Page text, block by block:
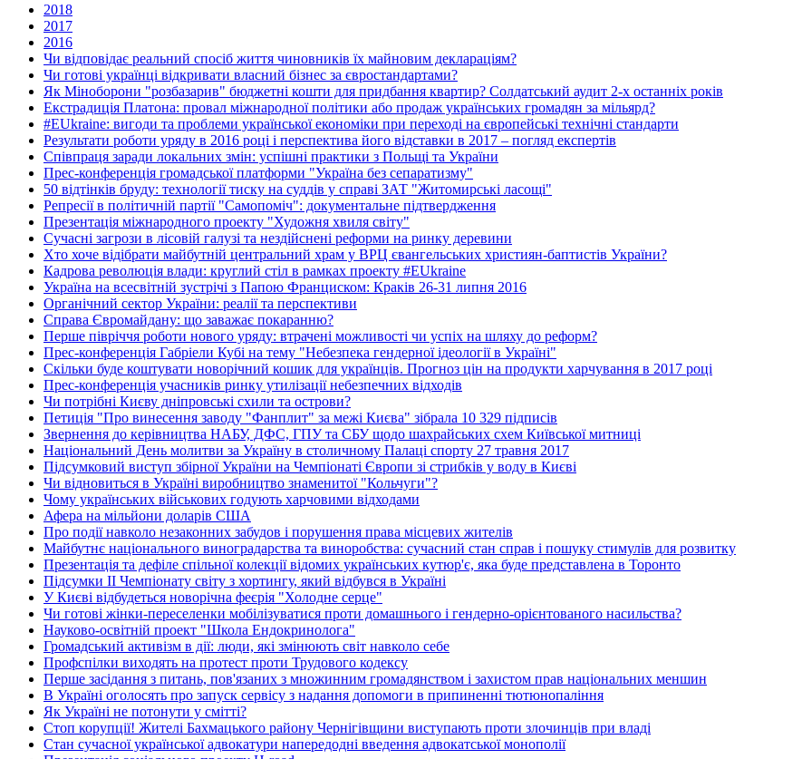
2018
2017
2016
Чи відповідає реальний спосіб життя чиновників їх майновим деклараціям?
Чи готові українці відкривати власний бізнес за євростандартами?
Як Міноборони "розбазарив" бюджетні кошти для придбання квартир? Солдатський аудит 2-х останніх років
Екстрадиція Платона: провал міжнародної політики або продаж українських громадян за мільярд?
#EUkraine: вигоди та проблеми української економіки при переході на європейські технічні стандарти
Результати роботи уряду в 2016 році і перспектива його відставки в 2017 – погляд експертів
Співпраця заради локальних змін: успішні практики з Польщі та України
Прес-конференція громадської платформи "Україна без сепаратизму"
50 відтінків бруду: технології тиску на суддів у справі ЗАТ "Житомирські ласощі"
Репресії в політичній партії "Самопоміч": документальне підтвердження
Презентація міжнародного проекту "Художня хвиля світу"
Сучасні загрози в лісовій галузі та нездійснені реформи на ринку деревини
Хто хоче відібрати майбутній центральний храм у ВРЦ євангельських християн-баптистів України?
Кадрова революція влади: круглий стіл в рамках проекту #EUkraine
Україна на всесвітній зустрічі з Папою Франциском: Краків 26-31 липня 2016
Органічний сектор України: реалії та перспективи
Справа Євромайдану: що заважає покаранню?
Перше півріччя роботи нового уряду: втрачені можливості чи успіх на шляху до реформ?
Прес-конференція Габріели Кубі на тему "Небезпека гендерної ідеології в Україні"
Скільки буде коштувати новорічний кошик для українців. Прогноз цін на продукти харчування в 2017 році
Прес-конференція учасників ринку утилізації небезпечних відходів
Чи потрібні Києву дніпровські схили та острови?
Петиція "Про винесення заводу "Фанплит" за межі Києва" зібрала 10 329 підписів
Звернення до керівництва НАБУ, ДФС, ГПУ та СБУ щодо шахрайських схем Київської митниці
Національний День молитви за Україну в столичному Палаці спорту 27 травня 2017
Підсумковий виступ збірної України на Чемпіонаті Європи зі стрибків у воду в Києві
Чи відновиться в Україні виробництво знаменитої "Кольчуги"?
Чому українських військових годують харчовими відходами
Афера на мільйони доларів США
Про події навколо незаконних забудов і порушення права місцевих жителів
Майбутнє національного виноградарства та виноробства: сучасний стан справ і пошуку стимулів для розвитку
Презентація та дефіле спільної колекції відомих українських кутюр'є, яка буде представлена в Торонто
Підсумки ІІ Чемпіонату світу з хортингу, який відбувся в Україні
У Києві відбудеться новорічна феєрія "Холодне серце"
Чи готові жінки-переселенки мобілізуватися проти домашнього і гендерно-орієнтованого насильства?
Науково-освітній проект "Школа Ендокринолога"
Громадський активізм в дії: люди, які змінюють світ навколо себе
Профспілки виходять на протест проти Трудового кодексу
Перше засідання з питань, пов'язаних з множинним громадянством і захистом прав національних меншин
В Україні оголосять про запуск сервісу з надання допомоги в припиненні тютюнопаління
Як Україні не потонути у смітті?
Стоп корупції! Жителі Бахмацького району Чернігівщини виступають проти злочинців при владі
Стан сучасної української адвокатури напередодні введення адвокатської монополії